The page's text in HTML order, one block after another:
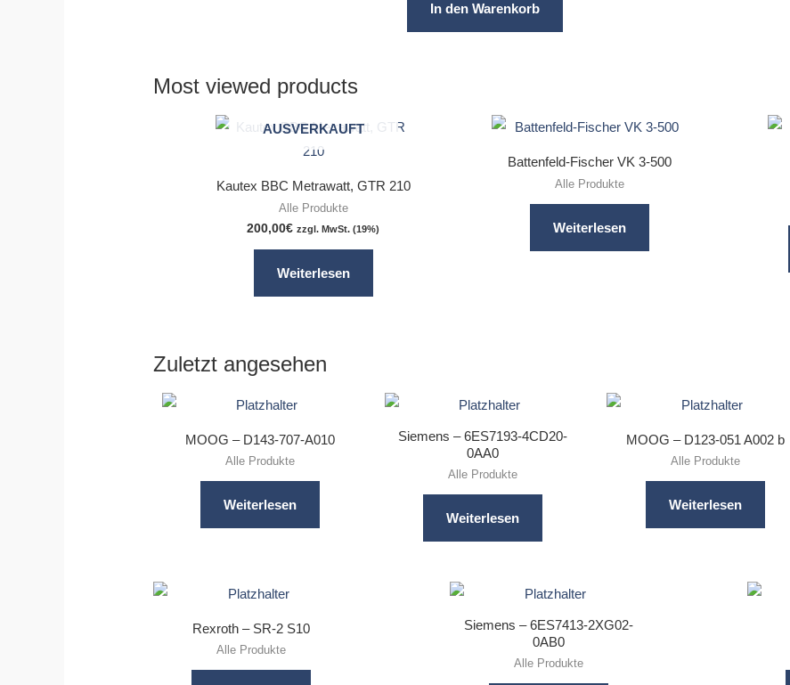
In den Warenkorb
Most viewed products
AUSVERKAUFT
Kautex BBC Metrawatt, GTR 210
Alle Produkte
200,00€ zzgl. MwSt. (19%)
Weiterlesen
Battenfeld-Fischer VK 3-500
Alle Produkte
Weiterlesen
Zuletzt angesehen
MOOG – D143-707-A010
Alle Produkte
Weiterlesen
Siemens – 6ES7193-4CD20-
0AA0
Alle Produkte
Weiterlesen
MOOG – D123-051 A002 b
Alle Produkte
Weiterlesen
Rexroth – SR-2 S10
Alle Produkte
Siemens – 6ES7413-2XG02-
0AB0
Alle Produkte